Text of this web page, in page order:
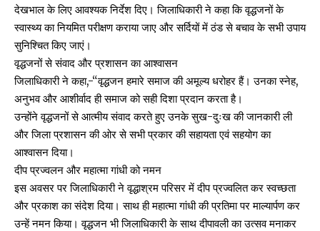
देखभाल के लिए आवश्यक निर्देश दिए। जिलाधिकारी ने कहा कि वृद्धजनों के
स्वास्थ्य का नियमित परीक्षण कराया जाए और सर्दियों में ठंड से बचाव के सभी उपाय
सुनिश्चित किए जाएं।
वृद्धजनों से संवाद और प्रशासन का आश्वासन
जिलाधिकारी ने कहा,-“वृद्धजन हमारे समाज की अमूल्य धरोहर हैं। उनका स्नेह,
अनुभव और आशीर्वाद ही समाज को सही दिशा प्रदान करता है।
उन्होंने वृद्धजनों से आत्मीय संवाद करते हुए उनके सुख-दुःख की जानकारी ली
और जिला प्रशासन की ओर से सभी प्रकार की सहायता एवं सहयोग का
आश्वासन दिया।
दीप प्रज्वलन और महात्मा गांधी को नमन
इस अवसर पर जिलाधिकारी ने वृद्धाश्रम परिसर में दीप प्रज्वलित कर स्वच्छता
और प्रकाश का संदेश दिया। साथ ही महात्मा गांधी की प्रतिमा पर माल्यार्पण कर
उन्हें नमन किया। वृद्धजन भी जिलाधिकारी के साथ दीपावली का उत्सव मनाकर